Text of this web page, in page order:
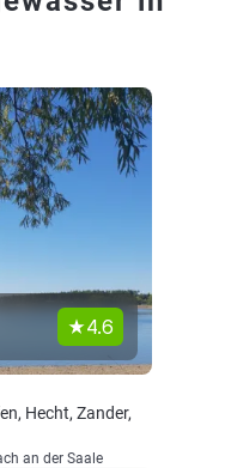
4.6
Hecht, Zander,
an der Saale